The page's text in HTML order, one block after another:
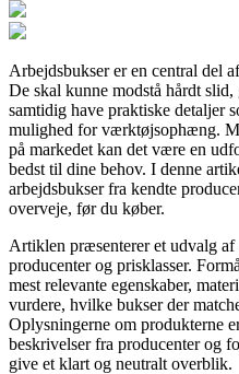
Arbejdsbukser er en central del
De skal kunne modstå hårdt
samtidig have praktiske detaljer
mulighed for værktøjsophæng.
på markedet kan det være en
bedst til dine behov. I denne
arbejdsbukser fra kendte
overveje, før du køber.
Artiklen præsenterer et udvalg
producenter og prisklasser.
mest relevante egenskaber,
vurdere, hvilke bukser der
Oplysningerne om produkterne
beskrivelser fra producenter og
give et klart og neutralt overblik.